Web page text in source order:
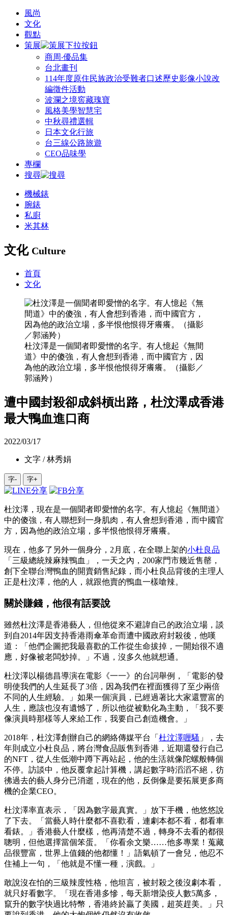
風尚
文化
觀點
策展
商周‧優品集
台北畫刊
114年度原住民族政治受難者口述歷史影像小說改
編徵件活動
波瀾之境窖藏瑰寶
風格美學智慧宅
中秋尋禮選輯
日本文化行旅
台三線公路旅遊
CEO品味學
專欄
搜尋
機械錶
腕錶
私廚
米其林
文化 Culture
首頁
文化
杜汶澤是一個聞者即愛憎的名字。有人憶起《無間
道》中的傻強，有人會想到香港，而中國官方，因
為他的政治立場，多半恨他恨得牙癢癢。（攝影／
郭涵羚）
遭中國封殺卻成斜槓出路，杜汶澤成香港
最大鴨血進口商
2022/03/17
文字 / 林秀娟
字- 字+
杜汶澤，現在是一個聞者即愛憎的名字。有人憶起《無間道》
中的傻強，有人聯想到一身肌肉，有人會想到香港，而中國官
方，因為他的政治立場，多半恨他恨得牙癢癢。
現在，他多了另外一個身分，2月底，在全聯上架的小杜良品
「三級總統辣麻辣鴨血」，一天之內，200家門市幾近售罄，
創下全聯台灣鴨血的開賣銷售紀錄，而小杜良品背後的主理人
正是杜汶澤，他的人，就跟他賣的鴨血一樣嗆辣。
關於賺錢，他很有話要說
雖然杜汶澤是香港藝人，但他從來不避諱自己的政治立場，談
到自2014年因支持香港雨傘革命而遭中國政府封殺後，他嘆
道：「他們企圖把我最喜歡的工作從生命拔掉，一開始很不適
應，好像被老闆炒掉。」不過，沒多久他就想通。
杜汶澤以楊德昌導演在電影《一一》的台詞舉例，「電影的發
明使我們的人生延長了3倍，因為我們在裡面獲得了至少兩倍
不同的人生經驗。」如果一個演員，已經過著比大家還豐富的
人生，應該也沒有遺憾了，所以他從被動化為主動，「我不要
像演員時那樣等人來給工作，我要自己創造機會。」
2018年，杜汶澤創辦自己的網絡傳媒平台「 杜汶澤喱騷 」，去
年則成立小杜良品，將台灣食品販售到香港，近期還發行自己
的NFT，從人生低潮中蹲下再站起，他的生活就像陀螺般轉個
不停。訪談中，他反覆拿起計算機，講起數字時滔滔不絕，彷
彿過去的藝人身分已消逝，現在的他，反倒像是要拓展更多商
機的企業CEO。
杜汶澤率直表示，「因為數字最真實。」放下手機，他悠悠說
了下去。「當藝人時什麼都不喜歡看，連劇本都不看，都看車
看錶。」香港藝人什麼樣，他再清楚不過，轉身不去看的都很
聰明，但他選擇當個笨蛋。「你看余文樂……他多專業！蒐藏
品很豐富，世界上值錢的他都懂！」語氣頓了一會兒，他忍不
住補上一句，「他就是不懂一種，演戲。」
敢說沒在怕的三級辣度性格，他坦言，被封殺之後沒劇本看，
就只好看數字。「現在香港多慘，每天新增染疫人數5萬多，
竄升的數字快過比特幣，香港終於贏了美國，超英趕美。」只